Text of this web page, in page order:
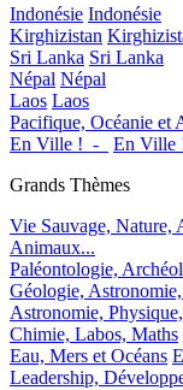
Indonésie Indonésie
Kirghizistan
Sri Lanka Sri Lanka
Népal Népal
Laos Laos
Pacifique, Océanie et
En Ville !_-_
En Ville
Grands Thèmes
Vie Sauvage, Nature,
Animaux...
Paléontologie,
Géologie,
Astronomie,
Chimie, Labos, Maths
Eau, Mers et Océans
Leadership,